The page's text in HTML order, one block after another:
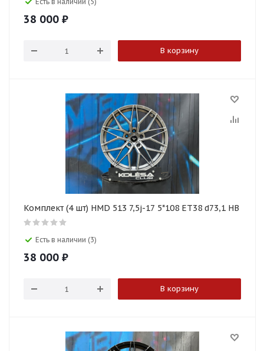
38 000 ₽
В корзину
Комплект (4 шт) HMD 513 7,5j-17 5*108 ET38 d73,1 HB
Есть в наличии (3)
38 000 ₽
В корзину